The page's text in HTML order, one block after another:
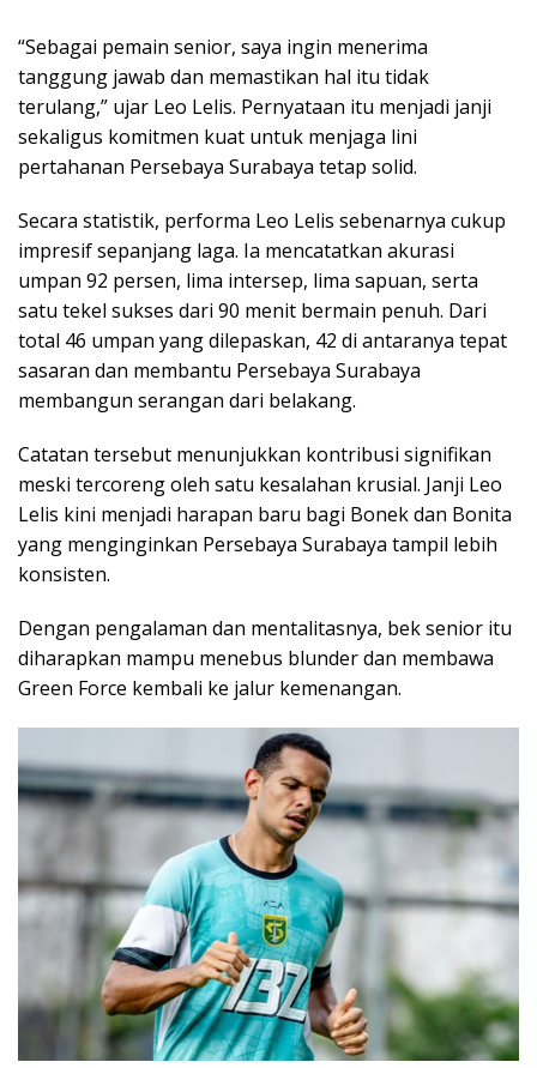
“Sebagai pemain senior, saya ingin menerima
tanggung jawab dan memastikan hal itu tidak
terulang,” ujar Leo Lelis. Pernyataan itu menjadi janji
sekaligus komitmen kuat untuk menjaga lini
pertahanan Persebaya Surabaya tetap solid.
Secara statistik, performa Leo Lelis sebenarnya cukup
impresif sepanjang laga. Ia mencatatkan akurasi
umpan 92 persen, lima intersep, lima sapuan, serta
satu tekel sukses dari 90 menit bermain penuh. Dari
total 46 umpan yang dilepaskan, 42 di antaranya tepat
sasaran dan membantu Persebaya Surabaya
membangun serangan dari belakang.
Catatan tersebut menunjukkan kontribusi signifikan
meski tercoreng oleh satu kesalahan krusial. Janji Leo
Lelis kini menjadi harapan baru bagi Bonek dan Bonita
yang menginginkan Persebaya Surabaya tampil lebih
konsisten.
Dengan pengalaman dan mentalitasnya, bek senior itu
diharapkan mampu menebus blunder dan membawa
Green Force kembali ke jalur kemenangan.